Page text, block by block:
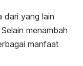
dari yang lain
menambah
manfaat